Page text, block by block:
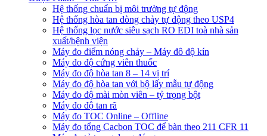
Hệ thống chuẩn bị môi trường tự động
Hệ thống hòa tan dòng chảy tự động theo USP4
Hệ thống lọc nước siêu sạch RO EDI​​ toà nhà sản
xuất/bệnh viện
Máy đo điểm nóng chảy – Máy đô độ kín
Máy đo độ cứng viên thuốc
Máy đo độ hòa tan 8 – 14 vị trí
Máy đo độ hòa tan với bộ lấy mẫu tự động
Máy đo độ mài mòn viên – tỷ trọng bột
Máy đo độ tan rã
Máy đo TOC Online – Offline
Máy đo tổng Cacbon TOC để bàn theo 211 CFR 11